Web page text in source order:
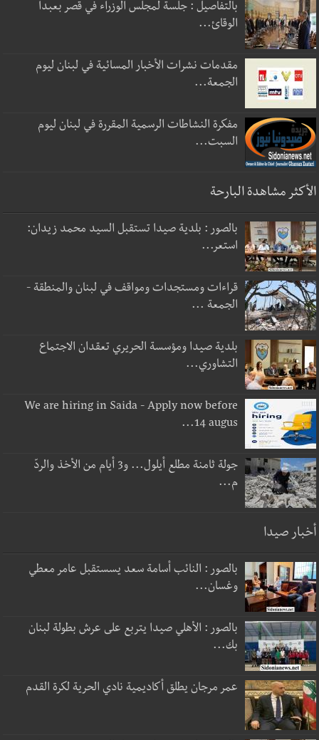
بالتفاصيل : جلسة لمجلس الوزراء في قصر بعبدا
الوقائ...
مقدمات نشرات الأخبار المسائية في لبنان ليوم
الجمعة...
مفكرة النشاطات الرسمية المقررة في لبنان ليوم
السبت...
الأكثر مشاهدة البارحة
بالصور : بلدية صيدا تستقبل السيد محمد زيدان:
استعر...
قراءات ومستجدات ومواقف في لبنان والمنطقة -
الجمعة ...
بلدية صيدا ومؤسسة الحريري تعقدان الاجتماع
التشاوري...
We are hiring in Saida - Apply now before
14 augus...
جولة ثامنة مطلع أيلول... و3 أيام من الأخذ والردّ
م...
أخبار صيدا
بالصور : النائب أسامة سعد يسستقبل عامر معطي
وغسان...
بالصور : الأهلي صيدا يتربع على عرش بطولة لبنان
بك...
عمر مرجان يطلق أكاديمية نادي الحرية لكرة القدم